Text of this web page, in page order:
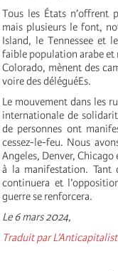
Tous les États n’offrent
mais plusieurs le font,
Island, le Tennessee et
faible population arabe et
Colorado, mènent des
voire des déléguéEs.
Le mouvement dans les
internationale de
de personnes ont
cessez-le-feu. Nous
Angeles, Denver,
à la manifestation. Tant
continuera et
guerre se renforcera.
Le 6 mars 2024,
Traduit par